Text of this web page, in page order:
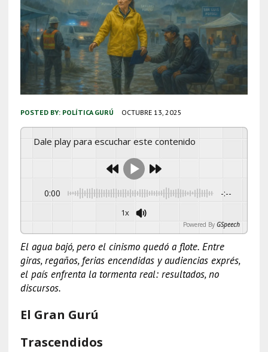
POSTED BY: POLÍTICA GURÚ OCTUBRE 13, 2025
Dale play para escuchar este contenido
0:00 -:--
1x
Powered By GSpeech
El agua bajó, pero el cinismo quedó a flote. Entre
giras, regaños, ferias encendidas y audiencias exprés,
el país enfrenta la tormenta real: resultados, no
discursos.
El Gran Gurú
Trascendidos